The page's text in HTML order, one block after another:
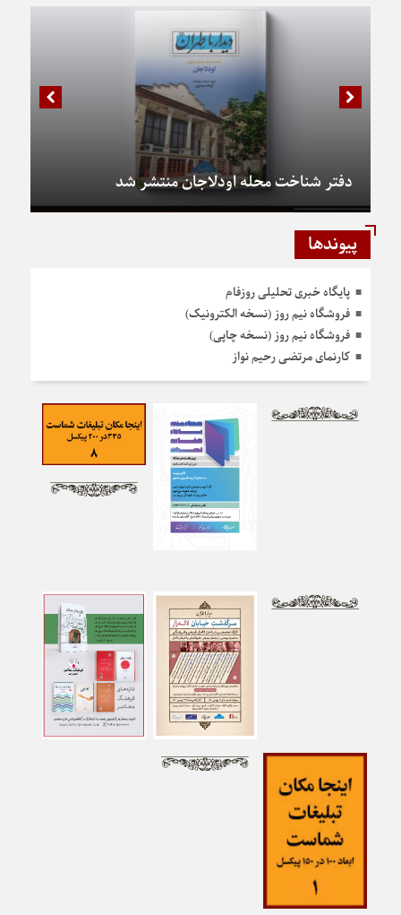
دفتر شناخت محله اودلاجان منتشر شد
پیوندها
پایگاه خبری تحلیلی روزفام
فروشگاه نیم روز (نسخه الکترونیک)
فروشگاه نیم روز (نسخه چاپی)
کارنمای مرتضی رحیم نواز